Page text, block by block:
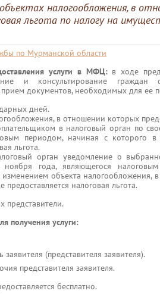
налогообложения, в
льгота по налогу на
по Мурманской области
услуги в МФЦ:в ходе
и консультирование граждан
прием документов, необходимых для ее
дней.
в отношении которых
в налоговый орган по
периодом, начиная с которого в
льгота.
орган уведомление о
года, являющегося
изменением объекта налогообложения,
налоговая льгота.
представители.
получения услуги:
(представителя заявителя).
представителя заявителя.
бесплатно.